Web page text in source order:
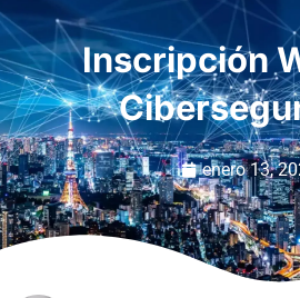
Inscripción
enero 13,